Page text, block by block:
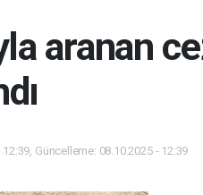
aranan
12:39, Güncelleme: 08.10.2025 - 12:39